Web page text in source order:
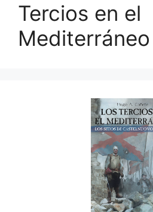
Tercios en el
Mediterráneo